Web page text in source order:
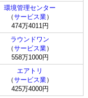
環境管理センター
（サービス業）
474万4011円
ラウンドワン
（サービス業）
558万1000円
エアトリ
（サービス業）
425万4000円